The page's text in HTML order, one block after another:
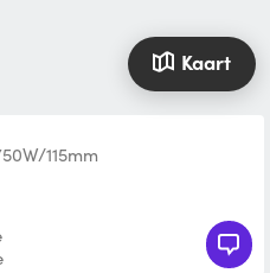
Kaart
115mm